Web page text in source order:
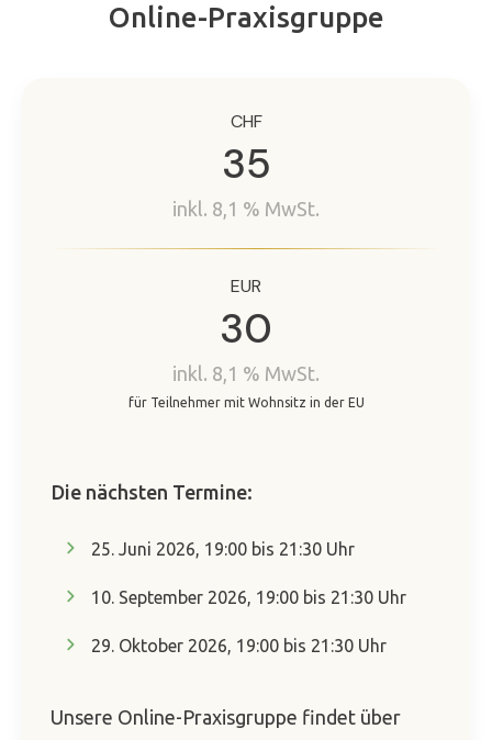
Online-Praxisgruppe
CHF
35
inkl. 8,1 % MwSt.
EUR
30
inkl. 8,1 % MwSt.
für Teilnehmer mit Wohnsitz in der EU
Die nächsten Termine:
25. Juni 2026, 19:00 bis 21:30 Uhr
10. September 2026, 19:00 bis 21:30 Uhr
29. Oktober 2026, 19:00 bis 21:30 Uhr
Unsere Online-Praxisgruppe findet über